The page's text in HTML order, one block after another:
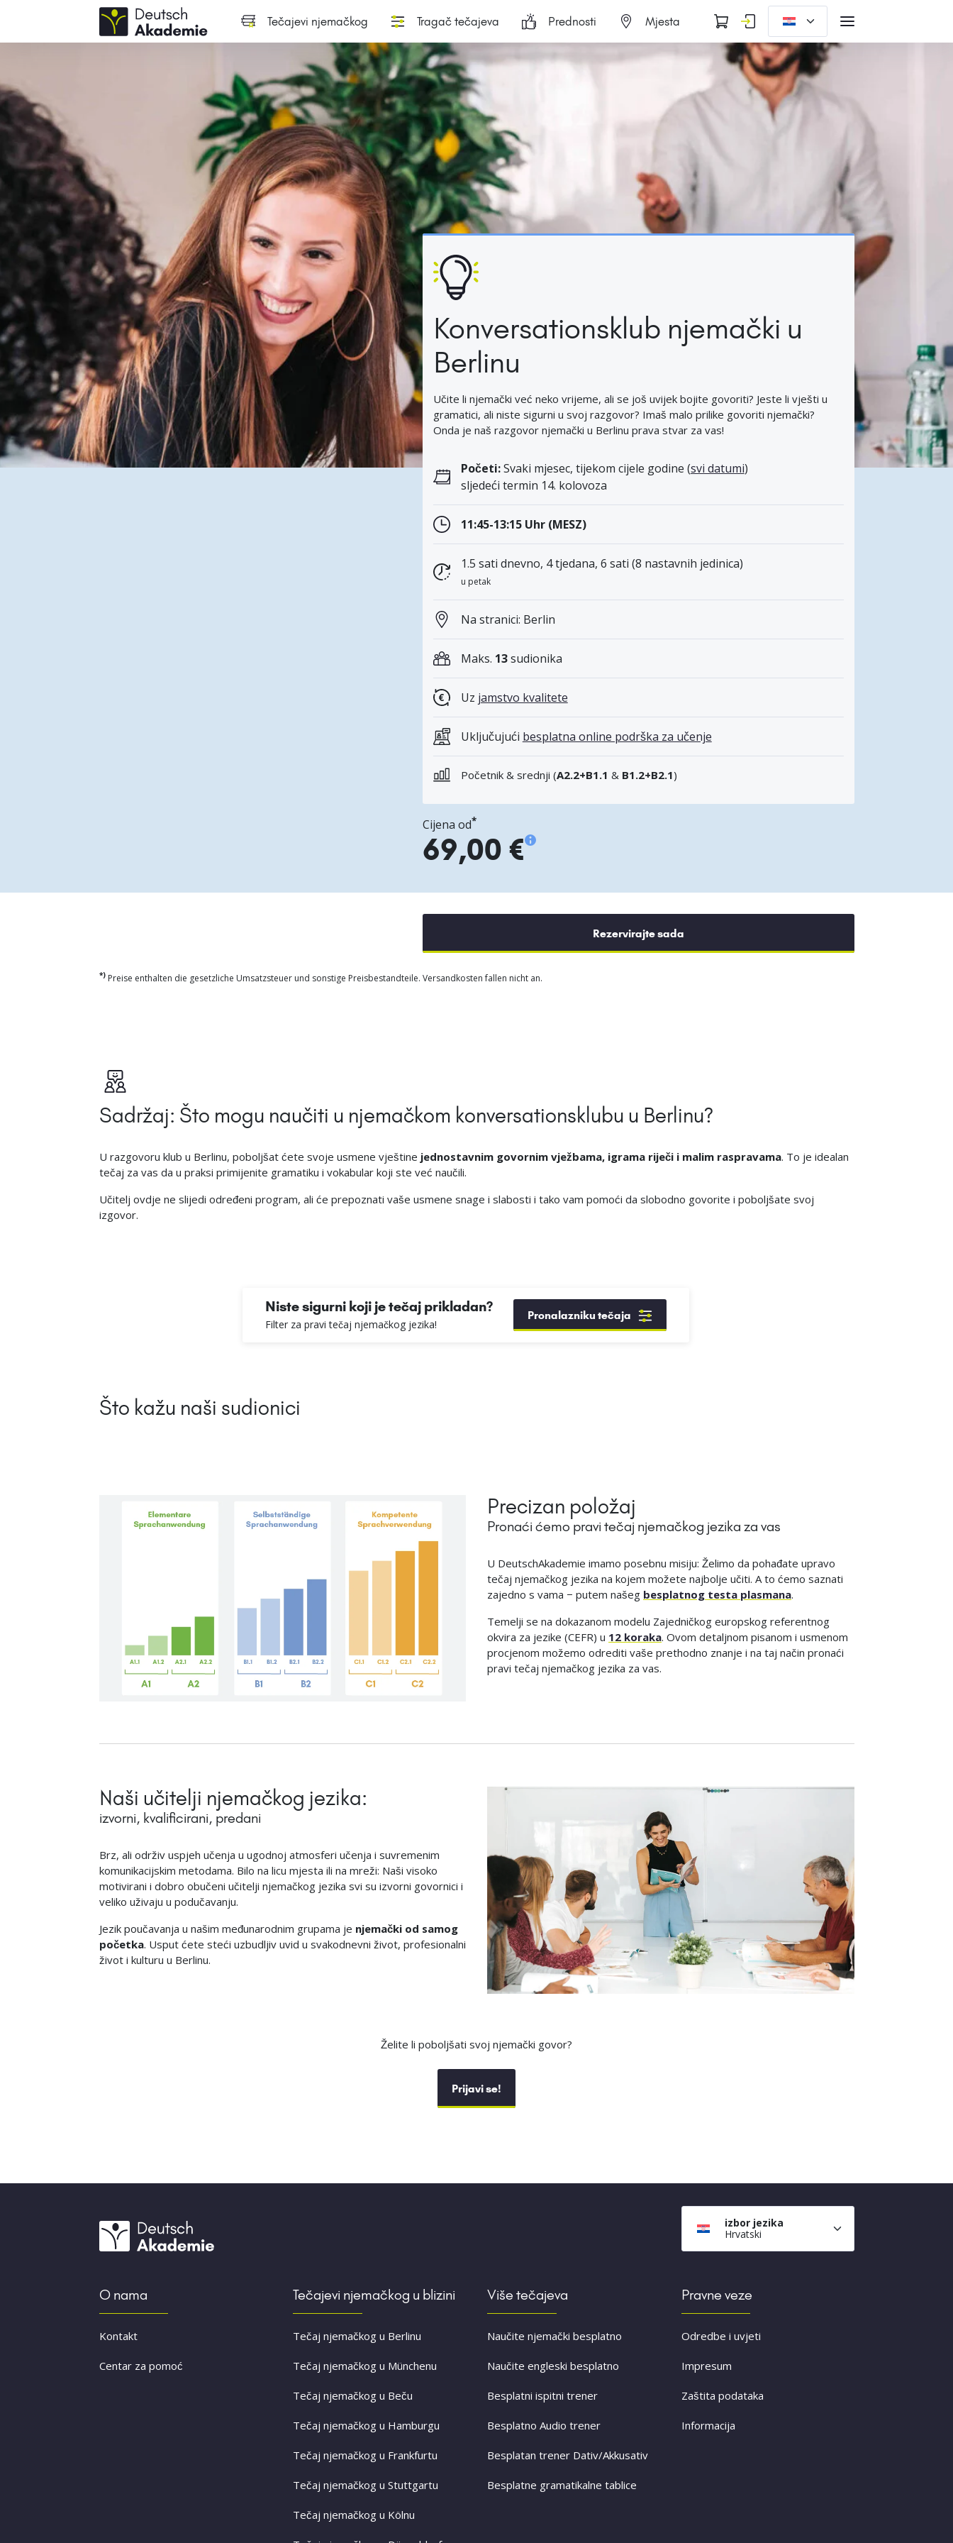
Tečajevi njemačkog Tragač tečajeva Prednosti Mjesta
Konversationsklub njemački u
Berlinu
Učite li njemački već neko vrijeme, ali se još uvijek bojite govoriti? Jeste li vješti u
gramatici, ali niste sigurni u svoj razgovor? Imaš malo prilike govoriti njemački?
Onda je naš razgovor njemački u Berlinu prava stvar za vas!
Početi:Svaki mjesec, tijekom cijele godine (svi datumi)
sljedeći termin 14. kolovoza
11:45-13:15 Uhr (MESZ)
1.5 sati dnevno, 4 tjedana, 6 sati (8 nastavnih jedinica)
u petak
Na stranici: Berlin
Maks. 13sudionika
Uz jamstvo kvalitete
Uključujući besplatna online podrška za učenje
Početnik & srednji (A2.2+B1.1 &B1.2+B2.1)
Cijena od*
69,00 €
Rezervirajte sada
*)Preise enthalten die gesetzliche Umsatzsteuer und sonstige Preisbestandteile. Versandkosten fallen nicht an.
Sadržaj: Što mogu naučiti u njemačkom konversationsklubu u Berlinu?
U razgovoru klub u Berlinu, poboljšat ćete svoje usmene vještine jednostavnim govornim vježbama, igrama riječi i malim raspravama. To je idealan
tečaj za vas da u praksi primijenite gramatiku i vokabular koji ste već naučili.
Učitelj ovdje ne slijedi određeni program, ali će prepoznati vaše usmene snage i slabosti i tako vam pomoći da slobodno govorite i poboljšate svoj
izgovor.
Niste sigurni koji je tečaj prikladan?
Filter za pravi tečaj njemačkog jezika!
Pronalazniku tečaja
Što kažu naši sudionici
Precizan položaj
Pronaći ćemo pravi tečaj njemačkog jezika za vas
U DeutschAkademie imamo posebnu misiju: Želimo da pohađate upravo
tečaj njemačkog jezika na kojem možete najbolje učiti. A to ćemo saznati
zajedno s vama − putem našeg besplatnog testa plasmana.
Temelji se na dokazanom modelu Zajedničkog europskog referentnog
okvira za jezike (CEFR) u 12 koraka. Ovom detaljnom pisanom i usmenom
procjenom možemo odrediti vaše prethodno znanje i na taj način pronaći
pravi tečaj njemačkog jezika za vas.
Naši učitelji njemačkog jezika:
izvorni, kvalificirani, predani
Brz, ali održiv uspjeh učenja u ugodnoj atmosferi učenja i suvremenim
komunikacijskim metodama. Bilo na licu mjesta ili na mreži: Naši visoko
motivirani i dobro obučeni učitelji njemačkog jezika svi su izvorni govornici i
veliko uživaju u podučavanju.
Jezik poučavanja u našim međunarodnim grupama je njemački od samog
početka. Usput ćete steći uzbudljiv uvid u svakodnevni život, profesionalni
život i kulturu u Berlinu.
Želite li poboljšati svoj njemački govor?
Prijavi se!
izbor jezika
Hrvatski
O nama
Kontakt
Centar za pomoć
Tečajevi njemačkog u blizini
Tečaj njemačkog u Berlinu
Tečaj njemačkog u Münchenu
Tečaj njemačkog u Beču
Tečaj njemačkog u Hamburgu
Tečaj njemačkog u Frankfurtu
Tečaj njemačkog u Stuttgartu
Tečaj njemačkog u Kölnu
Više tečajeva
Naučite njemački besplatno
Naučite engleski besplatno
Besplatni ispitni trener
Besplatno Audio trener
Besplatan trener Dativ/Akkusativ
Besplatne gramatikalne tablice
Pravne veze
Odredbe i uvjeti
Impresum
Zaštita podataka
Informacija